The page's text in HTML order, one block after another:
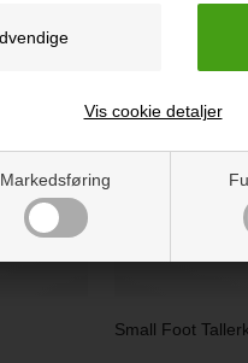
Markedsføring
Vis cookie detaljer
Small Foot